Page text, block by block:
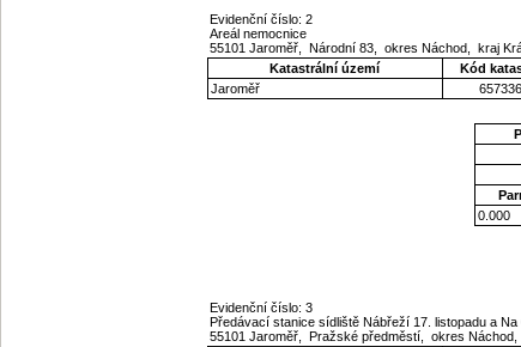
Evidenční číslo: 2
Areál nemocnice
55101 Jaroměř, Národní 83, okres Náchod, kraj
Katastrální území
Kód
Jaroměř
657336
0.000
Evidenční číslo: 3
Předávací stanice sídliště Nábřeží 17. listopadu a Na
55101 Jaroměř, Pražské předměstí, okres